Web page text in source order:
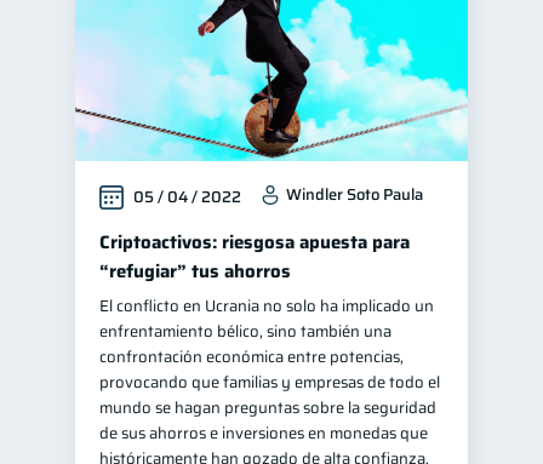
05 / 04 / 2022 Windler Soto Paula
Criptoactivos: riesgosa apuesta para
“refugiar” tus ahorros
El conflicto en Ucrania no solo ha implicado un
enfrentamiento bélico, sino también una
confrontación económica entre potencias,
provocando que familias y empresas de todo el
mundo se hagan preguntas sobre la seguridad
de sus ahorros e inversiones en monedas que
históricamente han gozado de alta confianza.